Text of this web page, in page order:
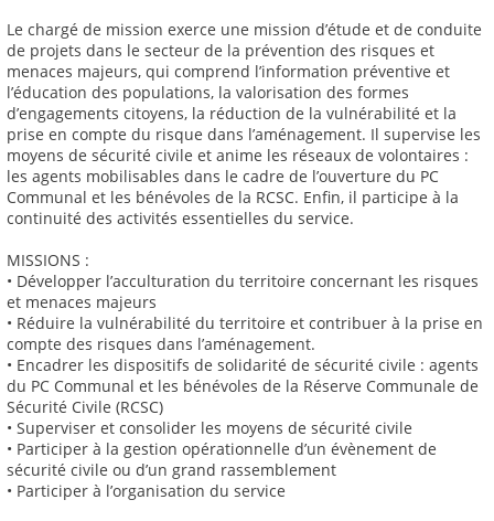
Le chargé de mission exerce une mission d’étude et de conduite
de projets dans le secteur de la prévention des risques et
menaces majeurs, qui comprend l’information préventive et
l’éducation des populations, la valorisation des formes
d’engagements citoyens, la réduction de la vulnérabilité et la
prise en compte du risque dans l’aménagement. Il supervise les
moyens de sécurité civile et anime les réseaux de volontaires :
les agents mobilisables dans le cadre de l’ouverture du PC
Communal et les bénévoles de la RCSC. Enfin, il participe à la
continuité des activités essentielles du service.
MISSIONS :
• Développer l’acculturation du territoire concernant les risques
et menaces majeurs
• Réduire la vulnérabilité du territoire et contribuer à la prise en
compte des risques dans l’aménagement.
• Encadrer les dispositifs de solidarité de sécurité civile : agents
du PC Communal et les bénévoles de la Réserve Communale de
Sécurité Civile (RCSC)
• Superviser et consolider les moyens de sécurité civile
• Participer à la gestion opérationnelle d’un évènement de
sécurité civile ou d’un grand rassemblement
• Participer à l’organisation du service